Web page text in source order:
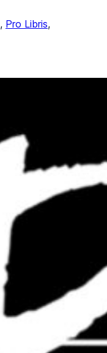
, Pro Libris,